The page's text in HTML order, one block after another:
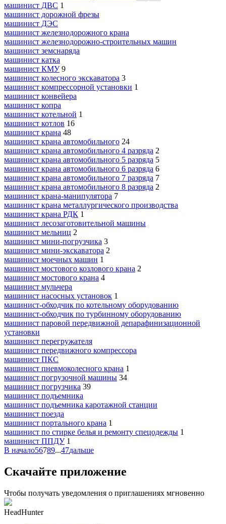
машинист ДВС 1
машинист дорожной фрезы
машинист ДЭС
машинист железнодорожного крана
машинист железнодорожно-строительных машин
машинист земснаряда
машинист катка
машинист КМУ 9
машинист колесного экскаватора 3
машинист компрессорной установки 1
машинист конвейера
машинист копра
машинист котельной 1
машинист котлов 16
машинист крана 48
машинист крана автомобильного 24
машинист крана автомобильного 4 разряда 2
машинист крана автомобильного 5 разряда 5
машинист крана автомобильного 6 разряда 6
машинист крана автомобильного 7 разряда 7
машинист крана автомобильного 8 разряда 2
машинист крана-манипулятора 7
машинист крана металлургического производства
машинист крана РДК 1
машинист лесозаготовительной машины
машинист мельниц 2
машинист мини-погрузчика 3
машинист мини-экскаватора 2
машинист моечных машин 1
машинист мостового козлового крана 2
машинист мостового крана 4
машинист мульчера
машинист насосных установок 1
машинист-обходчик по котельному оборудованию
машинист-обходчик по турбинному оборудованию
машинист паровой передвижной депарафинизационной
установки
машинист перегружателя
машинист передвижного компрессора
машинист ПКС
машинист пневмоколесного крана 1
машинист погрузочной машины 34
машинист погрузчика 39
машинист подъемника
машинист подъемника каротажной станции
машинист поезда
машинист портального крана 1
машинист по стирке белья и ремонту спецодежды 1
машинист ППДУ 1
В начало56789...47дальше
Скачайте приложение
Чтобы получать уведомления о приглашениях мгновенно
HeadHunter